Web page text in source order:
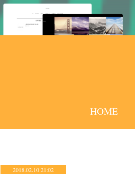
HOME
2018.02.10 21:02